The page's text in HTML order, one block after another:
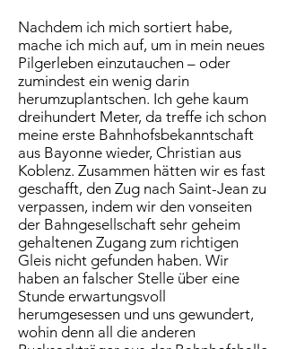
Nachdem ich mich sortiert habe,
mache ich mich auf, um in mein neues
Pilgerleben einzutauchen – oder
zumindest ein wenig darin
herumzuplantschen. Ich gehe kaum
dreihundert Meter, da treffe ich schon
meine erste Bahnhofsbekanntschaft
aus Bayonne wieder, Christian aus
Koblenz. Zusammen hätten wir es fast
geschafft, den Zug nach Saint-Jean zu
verpassen, indem wir den vonseiten
der Bahngesellschaft sehr geheim
gehaltenen Zugang zum richtigen
Gleis nicht gefunden haben. Wir
haben an falscher Stelle über eine
Stunde erwartungsvoll
herumgesessen und uns gewundert,
wohin denn all die anderen